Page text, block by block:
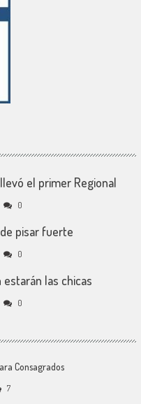
el primer Regional
0
pisar fuerte
0
las chicas
0
Consagrados
7